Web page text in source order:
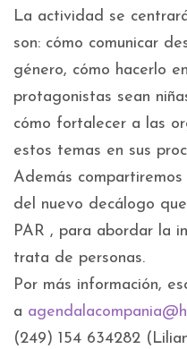
La actividad se
son: cómo comunicar
género, cómo hacerlo
protagonistas sean
cómo fortalecer a las
estos temas en sus
Además
del nuevo decálogo
PAR , para abordar la
trata de personas.
Por más información,
a
(249) 154 634282